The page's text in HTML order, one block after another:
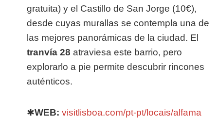
gratuita) y el Castillo de San Jorge (10€),
desde cuyas murallas se contempla una de
las mejores panorámicas de la ciudad. El
tranvía 28 atraviesa este barrio, pero
explorarlo a pie permite descubrir rincones
auténticos.
✱WEB: visitlisboa.com/pt-pt/locais/alfama